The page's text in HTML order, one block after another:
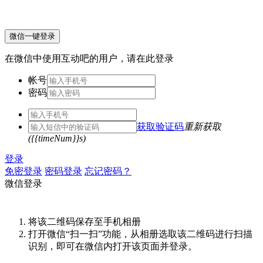
微信一键登录
在微信中使用互动吧的用户，请在此登录
帐号
密码
获取验证码重新获取
({{timeNum}}s)
登录
免密登录 密码登录 忘记密码？
微信登录
将该二维码保存至手机相册
打开微信“扫一扫”功能，从相册选取该二维码进行扫描
识别，即可在微信内打开该页面并登录。